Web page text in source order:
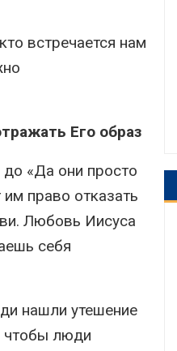
встречается нам
Его образ
«Да они просто
право отказать
Любовь Иисуса
себя
нашли утешение
чтобы люди